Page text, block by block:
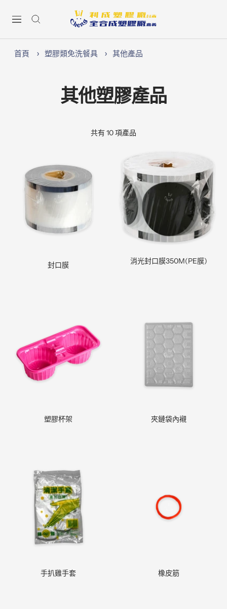
容
導
Lichen74
首頁 塑膠類免洗餐具 其他產品
其他塑膠產品
共有 10 項產品
封口膜 消光封口膜350M(PE膜)
塑膠杯架 夾鏈袋內襯
手扒雞手套 橡皮筋